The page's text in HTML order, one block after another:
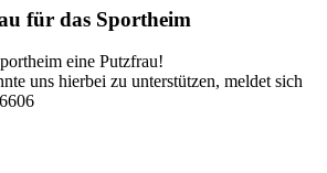
für das Sportheim
eine Putzfrau!
uns hierbei zu unterstützen, meldet sich